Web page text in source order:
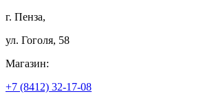
г. Пенза,
ул. Гоголя, 58
Магазин:
+7 (8412) 32-17-08